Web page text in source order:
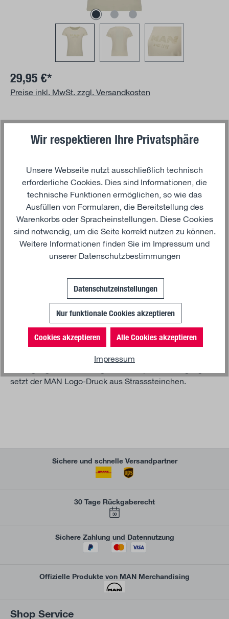
29,95 €*
Preise inkl. MwSt. zzgl. Versandkosten
2XL
Produkt Anzahl: Gib den gewünschten
In den Warenkorb
Baumwolle und 5% Elasthan und bietet ein
Atmungsaktivität und Weichheit, während der Elasthan-
Anteil eine optimale Passform garantiert und
setzt der MAN Logo-Druck aus Strasssteinchen.
Sichere und schnelle Versandpartner
30 Tage Rückgaberecht
30
Sichere Zahlung und Datennutzung
Offizielle Produkte von MAN Merchandising
Shop Service
Wir respektieren Ihre Privatsphäre
Unsere Webseite nutzt ausschließlich technisch
erforderliche Cookies. Dies sind Informationen, die
technische Funktionen ermöglichen, so wie das
Ausfüllen von Formularen, die Bereitstellung des
Warenkorbs oder Spracheinstellungen. Diese Cookies
sind notwendig, um die Seite korrekt nutzen zu können.
Weitere Informationen finden Sie im Impressum und
unsererDatenschutzbestimmungen
Datenschutzeinstellungen
Nur funktionale Cookies akzeptieren
Cookies akzeptieren Alle Cookies akzeptieren
Impressum